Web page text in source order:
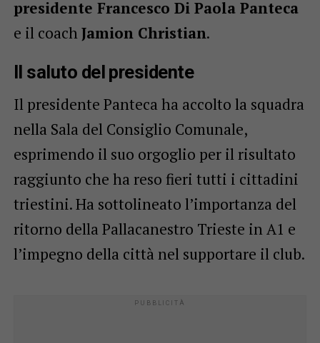
presidente Francesco Di Paola Panteca
e il coachJamion Christian.
Il saluto del presidente
Il presidente Panteca ha accolto la squadra
nella Sala del Consiglio Comunale,
esprimendo il suo orgoglio per il risultato
raggiunto che ha reso fieri tutti i cittadini
triestini. Ha sottolineato l’importanza del
ritorno della Pallacanestro Trieste in A1 e
l’impegno della città nel supportare il club.